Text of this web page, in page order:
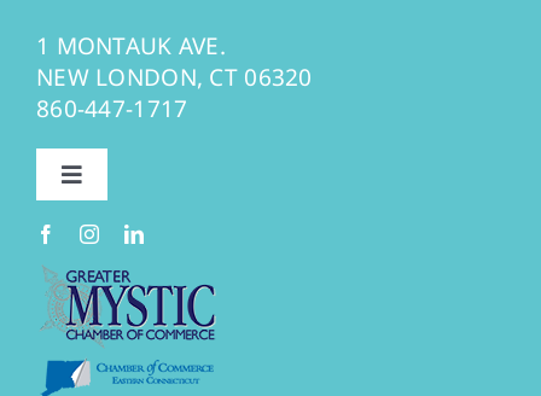
1 MONTAUK AVE.
NEW LONDON, CT 06320
860-447-1717
Toggle
Navigation
Privacy Policy
PREA